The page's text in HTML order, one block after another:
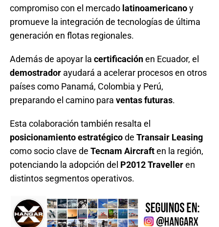
compromiso con el mercado latinoamericanoy
promueve la integración de tecnologías de última
generación en flotas regionales.
Además de apoyar la certificaciónen Ecuador, el
demostrador ayudará a acelerar procesos en otros
países como Panamá, Colombia y Perú,
preparando el camino para ventas futuras.
Esta colaboración también resalta el
posicionamiento estratégicode Transair Leasing
como socio clave de Tecnam Aircraften la región,
potenciando la adopción del P2012 Travelleren
distintos segmentos operativos.